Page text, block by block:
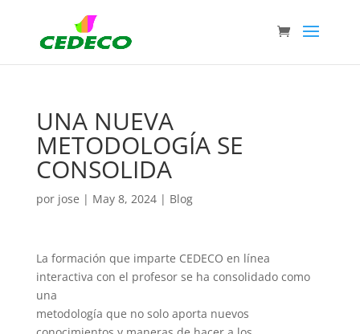
UNA NUEVA
METODOLOGÍA SE
CONSOLIDA
por jose | May 8, 2024| Blog
La formación que imparte CEDECO en línea
interactiva con el profesor se ha consolidado como
una
metodología que no solo aporta nuevos